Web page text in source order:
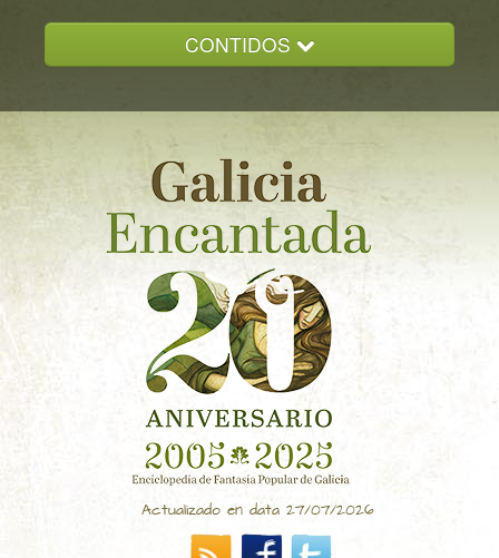
CONTIDOS
GALICIA ENCANTADA
DOCUMENTACION
NOVAS
CONTACTO
Actualizado en data 27/07/2026